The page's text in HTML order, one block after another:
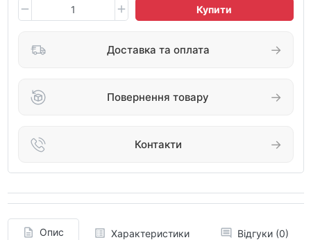
Купити
Доставка та оплата
Повернення товару
Контакти
Опис Характеристики Відгуки (0)